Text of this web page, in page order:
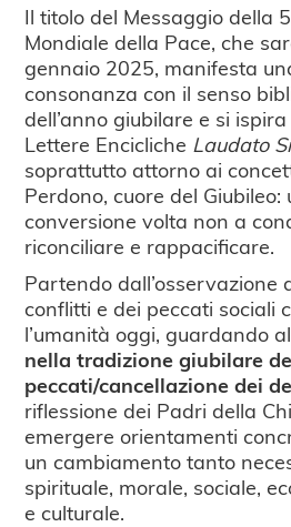
Il titolo del Messaggio della
Mondiale della Pace, che
gennaio 2025, manifesta
consonanza con il senso
dell’anno giubilare e si
Lettere Encicliche Laudato Sí
soprattutto attorno ai
Perdono, cuore del
conversione volta non a
riconciliare e rappacificare.
Partendo dall’osservazione
conflitti e dei peccati sociali
l’umanità oggi, guardando
nella tradizione giubilare
peccati/cancellazione dei
riflessione dei Padri della
emergere orientamenti
un cambiamento tanto
spirituale, morale, sociale,
e culturale.